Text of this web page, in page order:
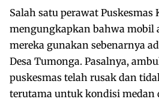
Salah satu perawat Puskesmas
mengungkapkan bahwa mobil
mereka gunakan sebenarnya
Desa Tumonga. Pasalnya,
puskesmas telah rusak dan
terutama untuk kondisi medan